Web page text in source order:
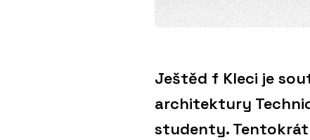
Ještěd f Kleci je
architektury
studenty.